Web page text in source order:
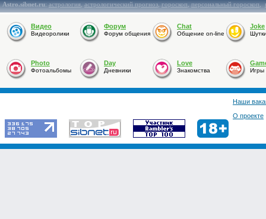
Astro.sibnet.ru:астрология,астрологический прогноз,гороскоп,персональный гороскоп,
Видео
Видеоролики
Форум
Форум общения
Chat
Общение on-line
Joke
Photo
Фотоальбомы
Day
Дневники
Love
Знакомства Игры
Наши
О проекте